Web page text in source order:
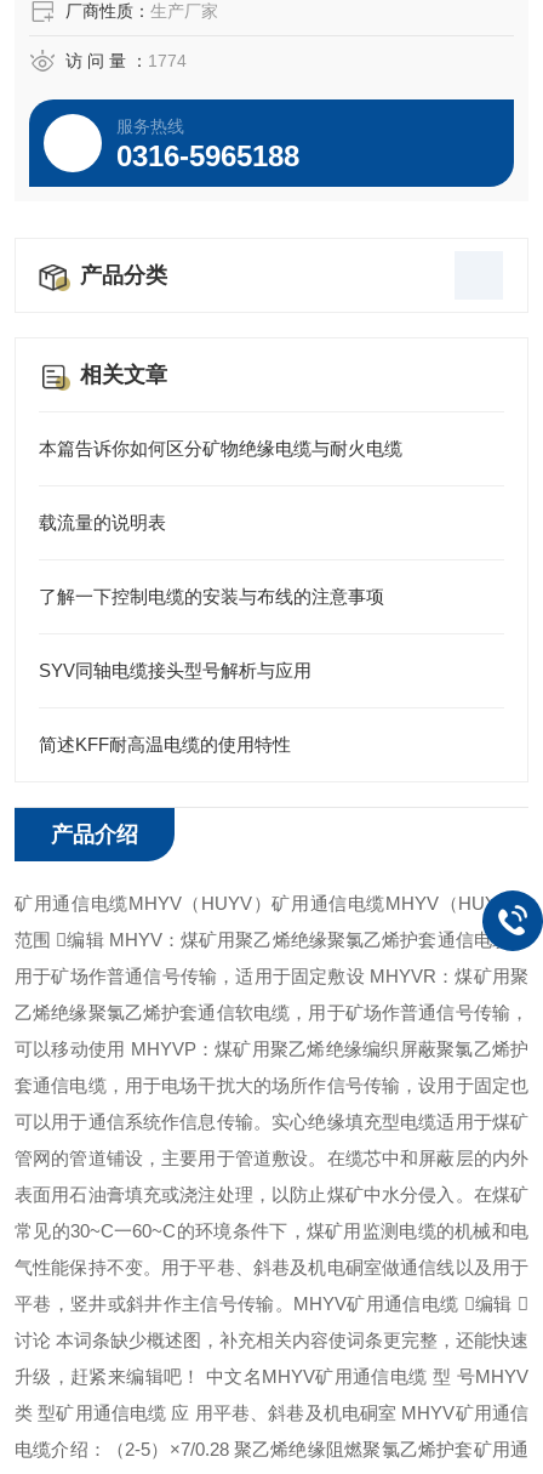
厂商性质： 生产厂家
访 问 量 ： 1774
服务热线
0316-5965188
产品分类
相关文章
本篇告诉你如何区分矿物绝缘电缆与耐火电缆
载流量的说明表
了解一下控制电缆的安装与布线的注意事项
SYV同轴电缆接头型号解析与应用
简述KFF耐高温电缆的使用特性
产品介绍
矿用通信电缆MHYV（HUYV）矿用通信电缆MHYV（HUYV）
范围 编辑 MHYV：煤矿用聚乙烯绝缘聚氯乙烯护套通信电缆，
用于矿场作普通信号传输，适用于固定敷设 MHYVR：煤矿用聚
乙烯绝缘聚氯乙烯护套通信软电缆，用于矿场作普通信号传输，
可以移动使用 MHYVP：煤矿用聚乙烯绝缘编织屏蔽聚氯乙烯护
套通信电缆，用于电场干扰大的场所作信号传输，设用于固定也
可以用于通信系统作信息传输。实心绝缘填充型电缆适用于煤矿
管网的管道铺设，主要用于管道敷设。在缆芯中和屏蔽层的内外
表面用石油膏填充或浇注处理，以防止煤矿中水分侵入。在煤矿
常见的30~C一60~C的环境条件下，煤矿用监测电缆的机械和电
气性能保持不变。用于平巷、斜巷及机电硐室做通信线以及用于
平巷，竖井或斜井作主信号传输。MHYV矿用通信电缆 编辑 
讨论 本词条缺少概述图，补充相关内容使词条更完整，还能快速
升级，赶紧来编辑吧！ 中文名MHYV矿用通信电缆 型 号MHYV
类 型矿用通信电缆 应 用平巷、斜巷及机电硐室 MHYV矿用通信
电缆介绍：（2-5）×7/0.28 聚乙烯绝缘阻燃聚氯乙烯护套矿用通